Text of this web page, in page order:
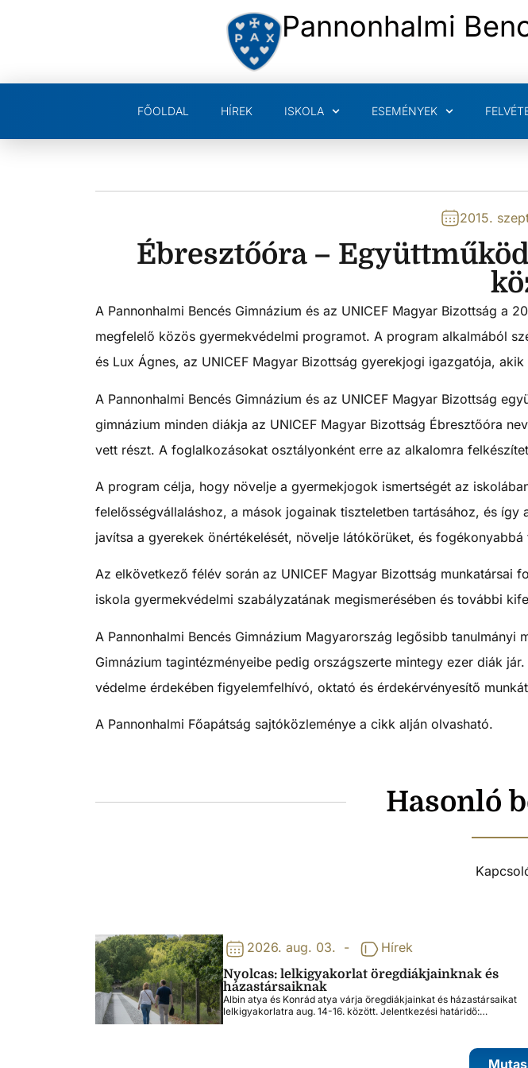
Pannonhalmi
FŐOLDAL HÍREK ISKOLA ESEMÉNYEK
2015.
Ébresztőóra –
A Pannonhalmi Bencés Gimnázium és az UNICEF Magyar Bizottság a
megfelelő közös gyermekvédelmi programot. A program alkalmából
és Lux Ágnes, az UNICEF Magyar Bizottság gyerekjogi igazgatója,
A Pannonhalmi Bencés Gimnázium és az UNICEF Magyar Bizottság
gimnázium minden diákja az UNICEF Magyar Bizottság Ébresztőóra
vett részt. A foglalkozásokat osztályonként erre az alkalomra
A program célja, hogy növelje a gyermekjogok ismertségét az
felelősségvállaláshoz, a mások jogainak tiszteletben tartásához, és
javítsa a gyerekek önértékelését, növelje látókörüket, és
Az elkövetkező félév során az UNICEF Magyar Bizottság munkatársai
iskola gyermekvédelmi szabályzatának megismerésében és további
A Pannonhalmi Bencés Gimnázium Magyarország legősibb
Gimnázium tagintézményeibe pedig országszerte mintegy ezer diák
védelme érdekében figyelemfelhívó, oktató és érdekérvényesítő
A Pannonhalmi Főapátság sajtóközleménye a cikk alján olvasható.
Hasonló
2026. aug. 03. - Hírek
Nyolcas: lelkigyakorlat öregdiákjainknak és
házastársaiknak
Albin atya és Konrád atya várja öregdiákjainkat és házastársaikat
lelkigyakorlatra aug. 14-16. között. Jelentkezési határidő:…